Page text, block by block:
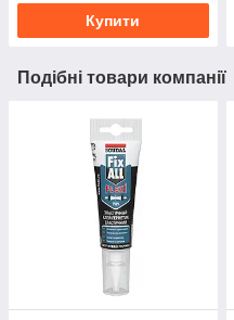
Купити
Подібні товари компанії